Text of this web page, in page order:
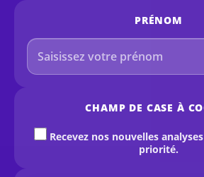
PRÉNOM
CHAMP DE CASE À
Recevez nos nouvelles
priorité.